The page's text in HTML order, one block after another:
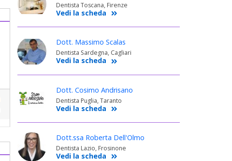
Dentista Toscana, Firenze
Vedi la scheda
Dott. Massimo Scalas
Dentista Sardegna, Cagliari
Vedi la scheda
Dott. Cosimo Andrisano
Dentista Puglia, Taranto
Vedi la scheda
Dott.ssa Roberta Dell'Olmo
Dentista Lazio, Frosinone
Vedi la scheda